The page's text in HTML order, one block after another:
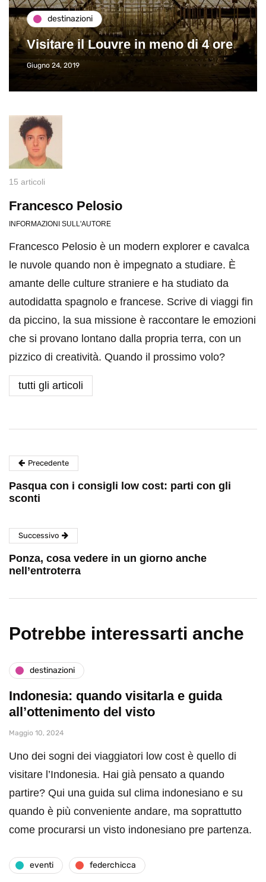
destinazioni
Visitare il Louvre in meno di 4 ore
Giugno 24, 2019
15 articoli
Francesco Pelosio
INFORMAZIONI SULL'AUTORE
Francesco Pelosio è un modern explorer e cavalca
le nuvole quando non è impegnato a studiare. È
amante delle culture straniere e ha studiato da
autodidatta spagnolo e francese. Scrive di viaggi fin
da piccino, la sua missione è raccontare le emozioni
che si provano lontano dalla propria terra, con un
pizzico di creatività. Quando il prossimo volo?
tutti gli articoli
Precedente
Pasqua con i consigli low cost: parti con gli
sconti
Successivo
Ponza, cosa vedere in un giorno anche
nell’entroterra
Potrebbe interessarti anche
destinazioni
Indonesia: quando visitarla e guida
all’ottenimento del visto
Maggio 10, 2024
Uno dei sogni dei viaggiatori low cost è quello di
visitare l’Indonesia. Hai già pensato a quando
partire? Qui una guida sul clima indonesiano e su
quando è più conveniente andare, ma soprattutto
come procurarsi un visto indonesiano pre partenza.
eventi federchicca